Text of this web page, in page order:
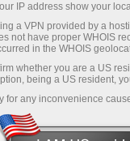
IP address show your
a VPN provided by a
not have proper WHOIS
in the WHOIS
whether you are a US
being a US resident,
for any inconvenience